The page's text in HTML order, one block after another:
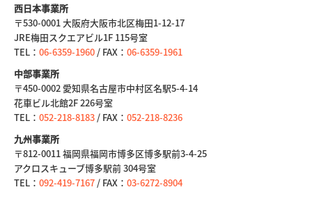
西日本事業所
〒530-0001大阪府大阪市北区梅田1-12-17
JRE梅田スクエアビル1F 115号室
TEL： 06-6359-1960 / FAX： 06-6359-1961
中部事業所
〒450-0002 愛知県名古屋市中村区名駅5-4-14
花車ビル北館2F 226号室
TEL： 052-218-8183 / FAX： 052-218-8236
九州事業所
〒812-0011 福岡県福岡市博多区博多駅前3-4-25
アクロスキューブ博多駅前 304号室
TEL： 092-419-7167 / FAX： 03-6272-8904